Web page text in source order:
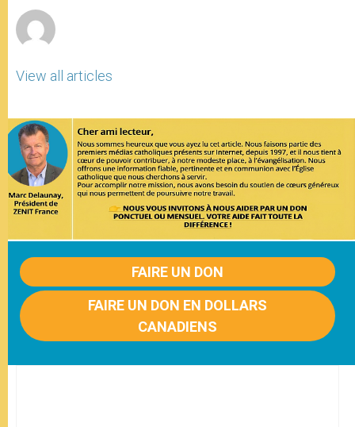
View all articles
FAIRE UN DON
FAIRE UN DON EN DOLLARS
CANADIENS